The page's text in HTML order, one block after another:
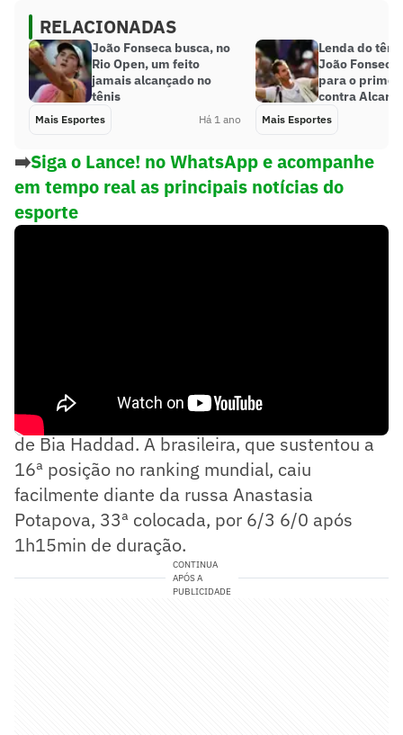
RELACIONADAS
João Fonseca busca, no
Rio Open, um feito
jamais alcançado no
tênis
Mais Esportes Há 1 ano
Lenda do
João
para o
contra
Mais Esportes
➡️Siga o Lance! no WhatsApp e acompanhe
em tempo real as principais notícias do
esporte
A partida foi marcado por ruim desempenho
de Bia Haddad. A brasileira, que sustentou a
16ª posição no ranking mundial, caiu
facilmente diante da russa Anastasia
Potapova, 33ª colocada, por 6/3 6/0 após
1h15min de duração.
CONTINUA
APÓS A
PUBLICIDADE